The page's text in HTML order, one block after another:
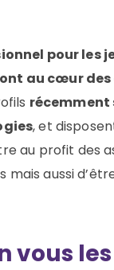
pour les
au cœur
récemment
, et
au profit des
aussi
vous